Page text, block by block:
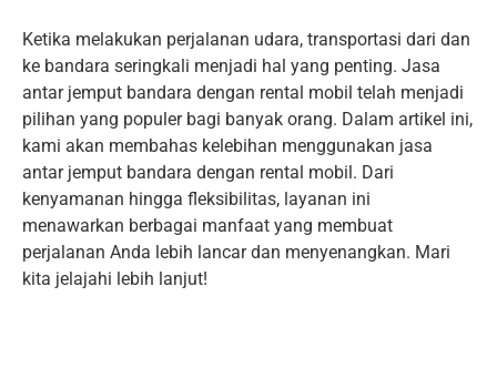
Ketika melakukan perjalanan udara, transportasi dari dan
ke bandara seringkali menjadi hal yang penting. Jasa
antar jemput bandara dengan rental mobil telah menjadi
pilihan yang populer bagi banyak orang. Dalam artikel ini,
kami akan membahas kelebihan menggunakan jasa
antar jemput bandara dengan rental mobil. Dari
kenyamanan hingga fleksibilitas, layanan ini
menawarkan berbagai manfaat yang membuat
perjalanan Anda lebih lancar dan menyenangkan. Mari
kita jelajahi lebih lanjut!